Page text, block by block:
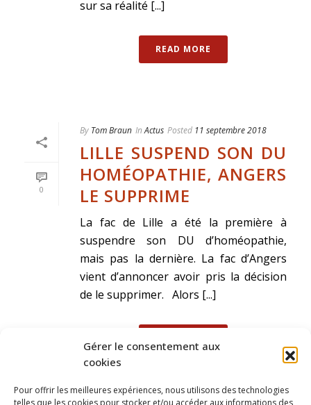
Gérer le consentement aux
cookies
Pour offrir les meilleures expériences, nous utilisons des technologies
telles que les cookies pour stocker et/ou accéder aux informations des
sur sa réalité [...]
READ MORE
0
By Tom Braun In Actus Posted 11 septembre 2018
LILLE SUSPEND SON DU
HOMÉOPATHIE, ANGERS
LE SUPPRIME
La fac de Lille a été la première à
suspendre son DU d’homéopathie,
mais pas la dernière. La fac d’Angers
vient d’annoncer avoir pris la décision
de le supprimer. Alors [...]